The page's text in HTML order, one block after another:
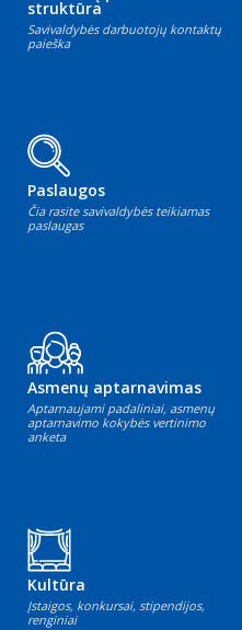
struktūra
Savivaldybės darbuotojų kontaktų
paieška
Paslaugos
Čia rasite savivaldybės teikiamas
paslaugas
Asmenų aptarnavimas
Aptarnaujami padaliniai, asmenų
aptarnavimo kokybės vertinimo
anketa
Kultūra
Įstaigos, konkursai, stipendijos,
renginiai